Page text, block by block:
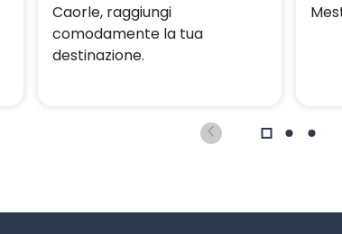
Caorle, raggiungi
comodamente la tua
destinazione.